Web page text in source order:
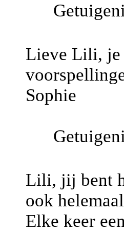
Lieve Lili, je
Sophie
Lili, jij bent
ook
Elke keer